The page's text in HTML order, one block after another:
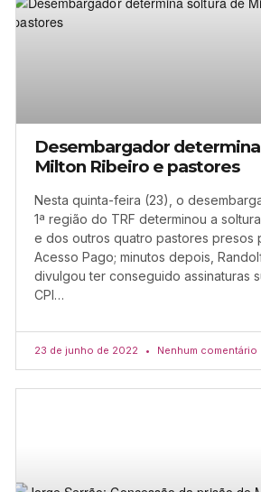
Desembargador
Milton Ribeiro e pastores
Nesta quinta-feira (23), o
1ª região do TRF determinou a
e dos outros quatro pastores presos
Acesso Pago; minutos depois,
divulgou ter conseguido assinaturas
CPI…
23 de junho de 2022 Nenhum comentário